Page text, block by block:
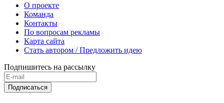
О проекте
Команда
Контакты
По вопросам рекламы
Карта сайта
Стать автором / Предложить идею
Подпишитесь на рассылку
Подписаться